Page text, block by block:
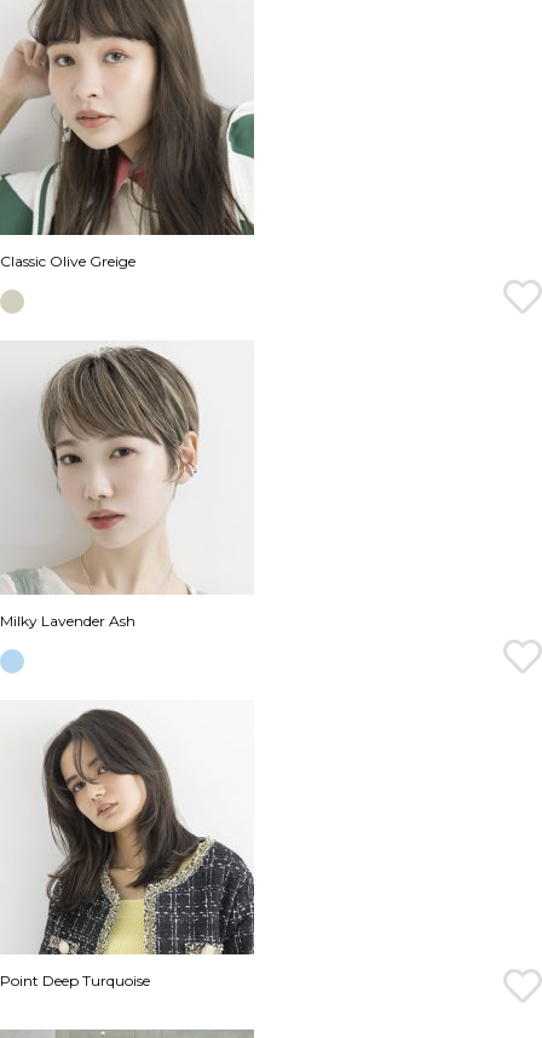
Classic Olive Greige
Milky Lavender Ash
Point Deep Turquoise